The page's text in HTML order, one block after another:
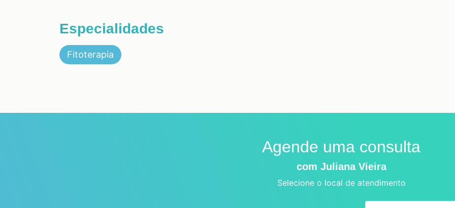
Especialidades
Fitoterapia
Agende uma consulta
com Juliana Vieira
Selecione o local de atendimento